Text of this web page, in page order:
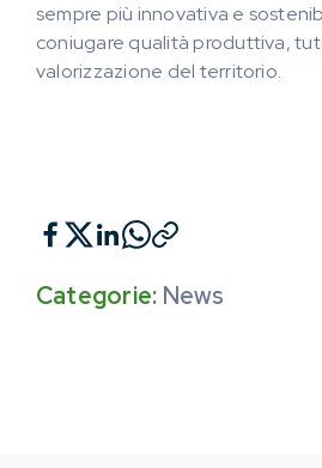
sempre più innovativa e
coniugare qualità produttiva,
valorizzazione del territorio.
Categorie: News